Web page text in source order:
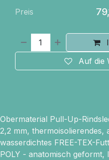
Auf die
Preis
Obermaterial Pull-Up-
2,2 mm, thermoisolierendes,
wasserdichtes FREE-TEX-
POLY - anatomisch